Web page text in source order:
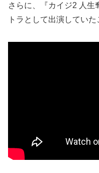
さらに、『カイジ2 人生
トラとして出演してい